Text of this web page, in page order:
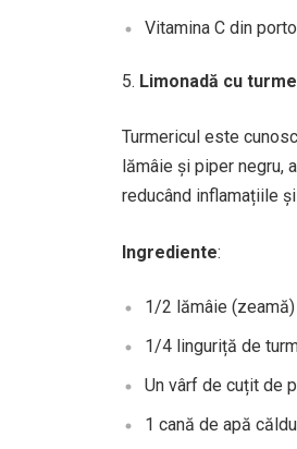
Vitamina C din
Limonadă cu
Turmericul este
lămâie și piper negru,
reducând inflamațiile
Ingrediente:
1/2 lămâie (zeamă)
1/4 linguriță de
Un vârf de cuțit de
1 cană de apă